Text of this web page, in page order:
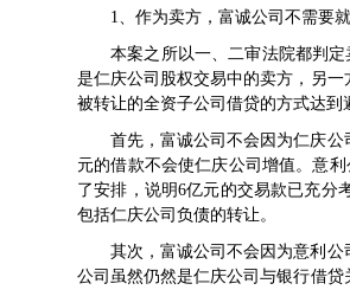
1、作为卖方，富诚公司不需要
本案之所以一、二审法院都判
是仁庆公司股权交易中的卖方，另
被转让的全资子公司借贷的方式达到
首先，富诚公司不会因为仁庆
元的借款不会使仁庆公司增值。意
了安排，说明6亿元的交易款已充分
包括仁庆公司负债的转让。
其次，富诚公司不会因为意利公
公司虽然仍然是仁庆公司与银行借